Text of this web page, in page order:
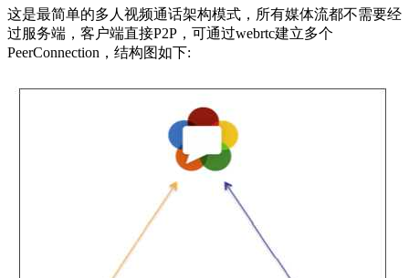
这是最简单的多人视频通话架构模式，所有媒体流都不需要经
过服务端，客户端直接P2P，可通过webrtc建立多个
PeerConnection，结构图如下: